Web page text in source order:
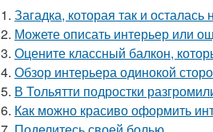
1. Загадка, которая так и осталась
2. Можете описать интерьер или
3. Оцените классный балкон,
4. Обзор интерьера одинокой
5. В Тольятти подростки
6. Как можно красиво оформить